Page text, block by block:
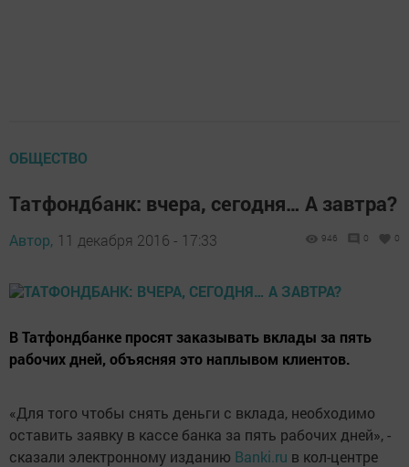
ОБЩЕСТВО
Татфондбанк: вчера, сегодня… А завтра?
Автор, 11 декабря 2016 - 17:33 946 0 0
В Татфондбанке просят заказывать вклады за пять
рабочих дней, объясняя это наплывом клиентов.
«Для того чтобы снять деньги с вклада, необходимо
оставить заявку в кассе банка за пять рабочих дней», -
сказали электронному изданию Banki.ru в кол-центре